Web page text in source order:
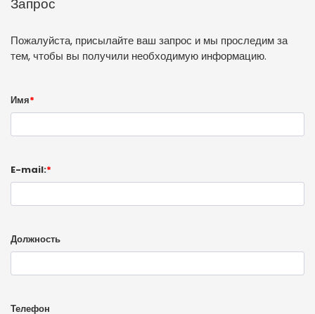
Пожалуйста, присылайте ваш запрос и мы проследим за
тем, чтобы вы получили необходимую информацию.
Имя*
E-mail:*
Должность
Телефон